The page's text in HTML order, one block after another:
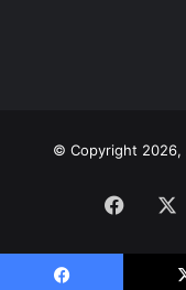
© Copyright 2026,